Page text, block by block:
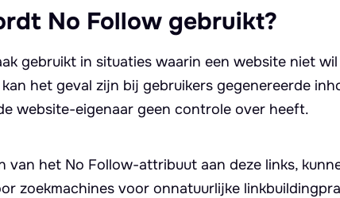
No Follow gebruikt?
gebruikt in situaties waarin een website niet
het geval zijn bij gebruikers gegenereerde
website-eigenaar geen controle over heeft.
van het No Follow-attribuut aan deze links,
zoekmachines voor onnatuurlijke